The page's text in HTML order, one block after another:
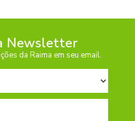
Newsletter
da Raima em seu email.